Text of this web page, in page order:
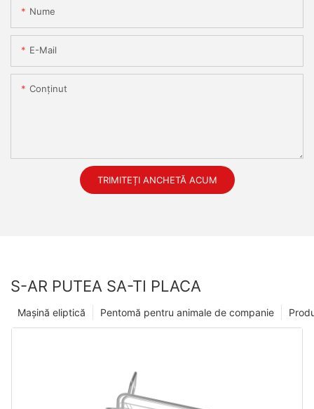
Nume
E-Mail
Conţinut
TRIMITEȚI ANCHETĂ ACUM
S-AR PUTEA SA-TI PLACA
Pentomă pentru animale de companie
Mașină eliptică